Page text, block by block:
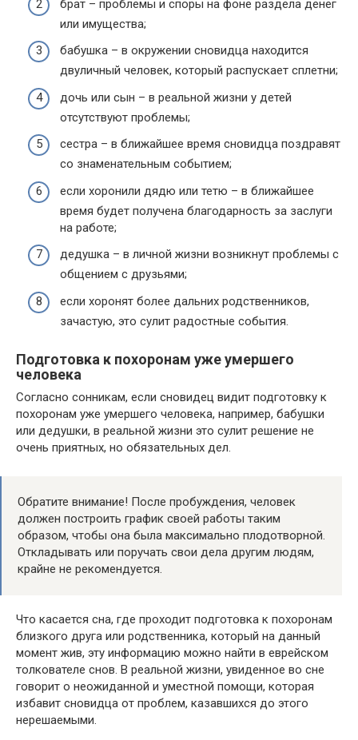
брат – проблемы и споры на фоне раздела денег
или имущества;
бабушка – в окружении сновидца находится
двуличный человек, который распускает сплетни;
дочь или сын – в реальной жизни у детей
отсутствуют проблемы;
сестра – в ближайшее время сновидца поздравят
со знаменательным событием;
если хоронили дядю или тетю – в ближайшее
время будет получена благодарность за заслуги
на работе;
дедушка – в личной жизни возникнут проблемы с
общением с друзьями;
если хоронят более дальних родственников,
зачастую, это сулит радостные события.
Подготовка к похоронам уже умершего
человека
Согласно сонникам, если сновидец видит подготовку к
похоронам уже умершего человека, например, бабушки
или дедушки, в реальной жизни это сулит решение не
очень приятных, но обязательных дел.
Обратите внимание! После пробуждения, человек
должен построить график своей работы таким
образом, чтобы она была максимально плодотворной.
Откладывать или поручать свои дела другим людям,
крайне не рекомендуется.
Что касается сна, где проходит подготовка к похоронам
близкого друга или родственника, который на данный
момент жив, эту информацию можно найти в еврейском
толкователе снов. В реальной жизни, увиденное во сне
говорит о неожиданной и уместной помощи, которая
избавит сновидца от проблем, казавшихся до этого
нерешаемыми.